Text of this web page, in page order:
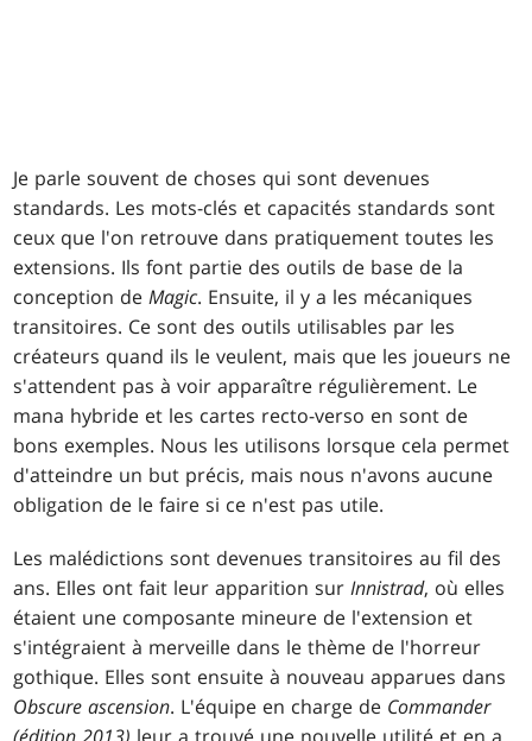
Je parle souvent de choses qui sont devenues
standards. Les mots-clés et capacités standards sont
ceux que l'on retrouve dans pratiquement toutes les
extensions. Ils font partie des outils de base de la
conception deMagic. Ensuite, il y a les mécaniques
transitoires. Ce sont des outils utilisables par les
créateurs quand ils le veulent, mais que les joueurs ne
s'attendent pas à voir apparaître régulièrement. Le
mana hybride et les cartes recto-verso en sont de
bons exemples. Nous les utilisons lorsque cela permet
d'atteindre un but précis, mais nous n'avons aucune
obligation de le faire si ce n'est pas utile.
Les malédictions sont devenues transitoires au fil des
ans. Elles ont fait leur apparition surInnistrad, où elles
étaient une composante mineure de l'extension et
s'intégraient à merveille dans le thème de l'horreur
gothique. Elles sont ensuite à nouveau apparues dans
Obscure ascension. L'équipe en charge de Commander